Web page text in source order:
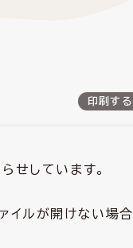
印刷する
せしています。
イルが開けない場合